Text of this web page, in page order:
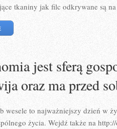
tkaniny jak filc odkrywane są
jest sferą
oraz ma przed
wesele to najważniejszy dzień w
życia. Wejdź także na